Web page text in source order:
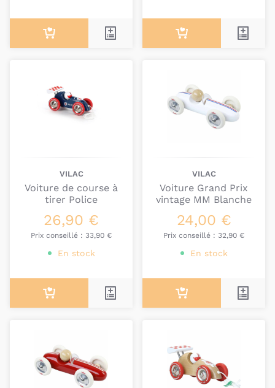
VILAC
Voiture de course à
tirer Police
26,90 €
Prix conseillé : 33,90 €
En stock
VILAC
Voiture Grand Prix
vintage MM Blanche
24,00 €
Prix conseillé : 32,90 €
En stock